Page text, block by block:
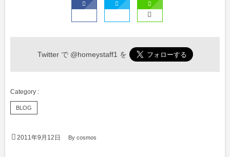
Twitter で @homeystaff1 を
BLOG
2011年9月12日 Bycosmos